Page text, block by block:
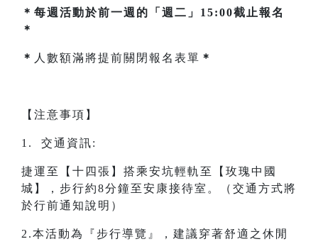
＊每週活動於前一週的「週二」15:00截止報名
＊
＊ 人數額滿將提前關閉報名表單 ＊
【注意事項】
1. 交通資訊:
捷運至【十四張】搭乘安坑輕軌至【玫瑰中國
城】，步行約8分鐘至安康接待室。（交通方式將
於行前通知說明）
2.本活動為『步行導覽』，建議穿著舒適之休閒